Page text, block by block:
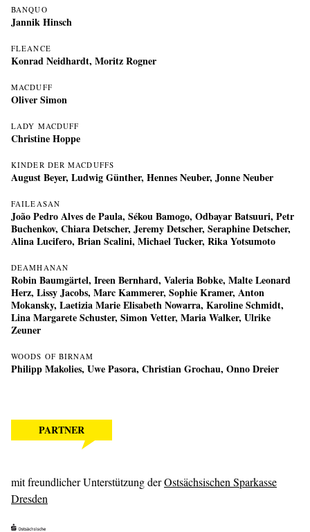
BANQUO
Jannik Hinsch
FLEANCE
Konrad Neidhardt, Moritz Rogner
MACDUFF
Oliver Simon
LADY MACDUFF
Christine Hoppe
KINDER DER MACDUFFS
August Beyer, Ludwig Günther, Hennes Neuber, Jonne Neuber
FAILEASAN
João Pedro Alves de Paula, Sékou Bamogo, Odbayar Batsuuri, Petr
Buchenkov, Chiara Detscher, Jeremy Detscher, Seraphine Detscher,
Alina Lucifero, Brian Scalini, Michael Tucker, Rika Yotsumoto
DEAMHANAN
Robin Baumgärtel, Ireen Bernhard, Valeria Bobke, Malte Leonard
Herz, Lissy Jacobs, Marc Kammerer, Sophie Kramer, Anton
Mokansky, Laetizia Marie Elisabeth Nowarra, Karoline Schmidt,
Lina Margarete Schuster, Simon Vetter, Maria Walker, Ulrike
Zeuner
WOODS OF BIRNAM
Philipp Makolies, Uwe Pasora, Christian Grochau, Onno Dreier
PARTNER
mit freundlicher Unterstützung derOstsächsischen Sparkasse
Dresden